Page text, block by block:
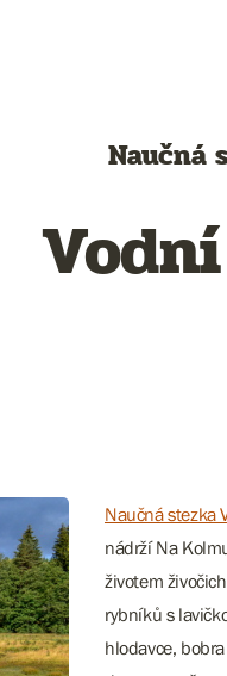
Naučná
Naučná stezka
nádrží Na
životem
rybníků s
hlodavce,